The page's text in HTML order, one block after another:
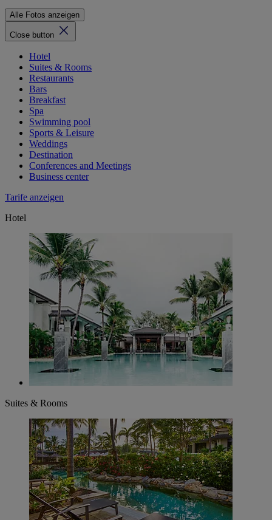
Alle Fotos anzeigen
Close button
Hotel
Suites & Rooms
Restaurants
Bars
Breakfast
Spa
Swimming pool
Sports & Leisure
Weddings
Destination
Conferences and Meetings
Business center
Tarife anzeigen
Hotel
Suites & Rooms